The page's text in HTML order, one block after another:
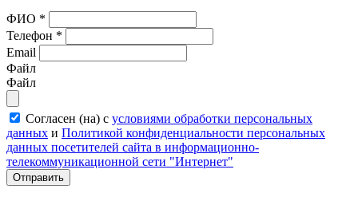
ФИО *
Телефон *
Email
Файл
Файл
Согласен (на) с условиями обработки персональных
данных и Политикой конфиденциальности персональных
данных посетителей сайта в информационно-
телекоммуникационной сети "Интернет"
Отправить